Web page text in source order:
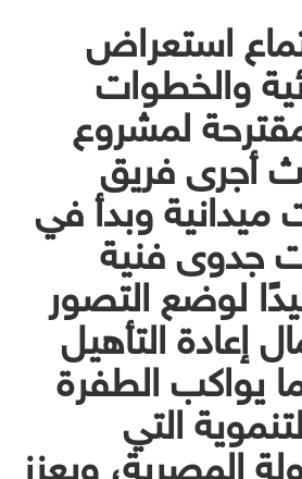
استعراض
والخطوات
لمشروع
أجرى فريق
ميدانية وبدأ في
جدوى فنية
لوضع التصور
إعادة التأهيل
يواكب الطفرة
التي
المصرية، ويعزز